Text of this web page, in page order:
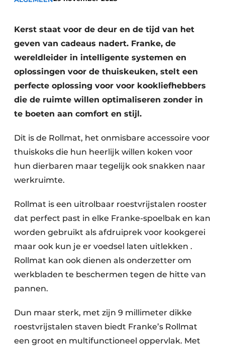
Privacy / Cookie statement
Kerst staat voor de deur en de tijd van het
geven van cadeaus nadert. Franke, de
wereldleider in intelligente systemen en
oplossingen voor de thuiskeuken, stelt een
perfecte oplossing voor voor kookliefhebbers
die de ruimte willen optimaliseren zonder in
te boeten aan comfort en stijl.
Dit is de Rollmat, het onmisbare accessoire voor
thuiskoks die hun heerlijk willen koken voor
hun dierbaren maar tegelijk ook snakken naar
werkruimte.
Rollmat is een uitrolbaar roestvrijstalen rooster
dat perfect past in elke Franke-spoelbak en kan
worden gebruikt als afdruiprek voor kookgerei
maar ook kun je er voedsel laten uitlekken .
Rollmat kan ook dienen als onderzetter om
werkbladen te beschermen tegen de hitte van
pannen.
Dun maar sterk, met zijn 9 millimeter dikke
roestvrijstalen staven biedt Franke’s Rollmat
een groot en multifunctioneel oppervlak. Met